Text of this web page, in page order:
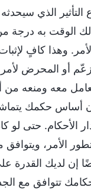
الذي
به درجة من
وهذا كافٍ
أو المحرض لأمر
معه ومنعه
حكمك يتماشى
الأحكام. حتى لو
الأمر، ويتوافق
إن لديك القدرة
تتوافق مع